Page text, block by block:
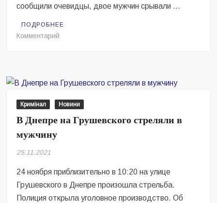
сообщили очевидцы, двое мужчин срывали …
ПОДРОБНЕЕ
Комментарий
Каруны
разбирали
Кримінал Новини
В Днепре на Грушевского стреляли в
мужчину
25.11.2021
24 ноября приблизительно в 10:20 на улице
Грушевского в Днепре произошла стрельба.
Полиция открыла уголовное производство. Об